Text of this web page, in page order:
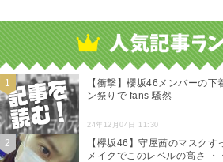
【衝撃】櫻坂46メンバーの
ン祭りで fans 騒然
24年12月04日 11:30
【欅坂46】守屋茜のマスク
メイクでこのレベルの高さ ・